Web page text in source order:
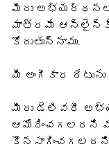
మీరు
మాత్రమే
కోరుతున్నాము.
మీ అంగీకార
మీరు డెలివరీ
ఆమోదించగలరని
కొనసాగించగలరని